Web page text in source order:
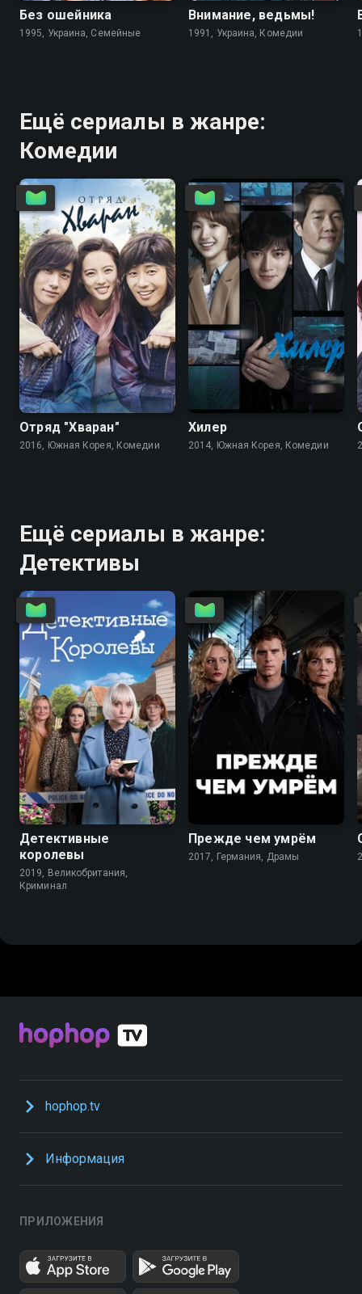
Без ошейника
1995, Украина, Семейные
Внимание, ведьмы!
1991, Украина, Комедии
Ещё сериалы в жанре:
Комедии
8.5 8.0
Отряд "Хваран"
2016, Южная Корея, Комедии
8.4
Хилер
2014, Южная Корея, Комедии
Ещё сериалы в жанре:
Детективы
6.9 7.3
Детективные
королевы
2019, Великобритания,
Криминал
6.7 7.7
Прежде чем умрём
2017, Германия, Драмы
hophop.tv
Информация
ПРИЛОЖЕНИЯ